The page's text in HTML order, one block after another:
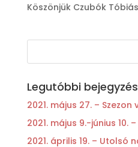
Köszönjük Czubók
Legutóbbi
2021. május 27. –
2021. május 9.-június 10.
2021. április 19. – Utolsó